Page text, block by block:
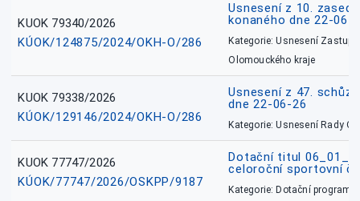
KUOK 79340/2026
KÚOK/124875/2024/OKH-O/286
Usnesení z 10.
konaného dne 22-06-
Kategorie: Usnesení
Olomouckého kraje
KUOK 79338/2026
KÚOK/129146/2024/OKH-O/286
Usnesení z 47.
dne 22-06-26
Kategorie: Usnesení Rady
KUOK 77747/2026
KÚOK/77747/2026/OSKPP/9187
Dotační titul
celoroční sportovní
Kategorie: Dotační